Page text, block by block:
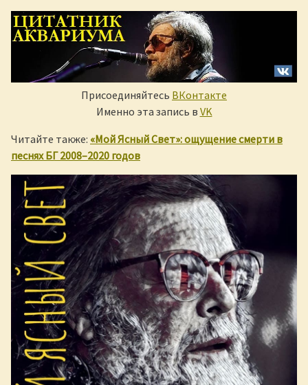
Присоединяйтесь ВКонтакте
Именно эта запись в VK
Читайте также: «Мой Ясный Свет»: ощущение смерти в
песнях БГ 2008–2020 годов